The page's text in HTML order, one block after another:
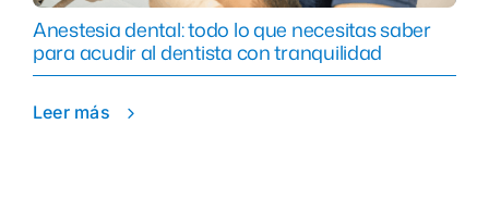
Anestesia dental: todo lo que necesitas saber
para acudir al dentista con tranquilidad
Leer más